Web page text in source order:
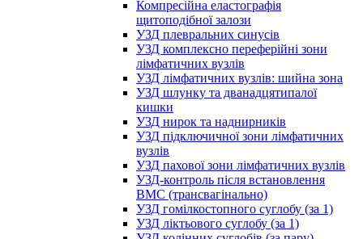
Компресійна еластографія
щитоподібної залози
УЗД плевральних синусів
УЗД комплексно переферійні зони
лімфатичних вузлів
УЗД лімфатичних вузлів: шийна зона
УЗД шлунку та дванадцятипалої
кишки
УЗД нирок та наднирників
УЗД підключичної зони лімфатичних
вузлів
УЗД пахової зони лімфатичних вузлів
УЗД-контроль після встановлення
ВМС (трансвагінально)
УЗД гомілкостопного суглобу (за 1)
УЗД ліктьового суглобу (за 1)